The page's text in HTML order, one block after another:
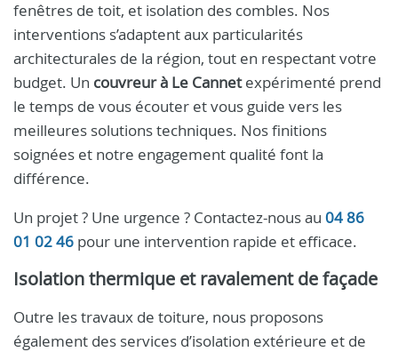
fenêtres de toit, et isolation des combles. Nos
interventions s’adaptent aux particularités
architecturales de la région, tout en respectant votre
budget. Un couvreur à Le Cannetexpérimenté prend
le temps de vous écouter et vous guide vers les
meilleures solutions techniques. Nos finitions
soignées et notre engagement qualité font la
différence.
Un projet ? Une urgence ? Contactez-nous au 04 86
01 02 46 pour une intervention rapide et efficace.
Isolation thermique et ravalement de façade
Outre les travaux de toiture, nous proposons
également des services d’isolation extérieure et de